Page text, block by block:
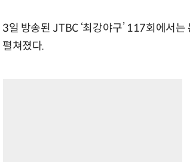
3일 방송된 JTBC ‘최강야구’ 117회에서
펼쳐졌다.